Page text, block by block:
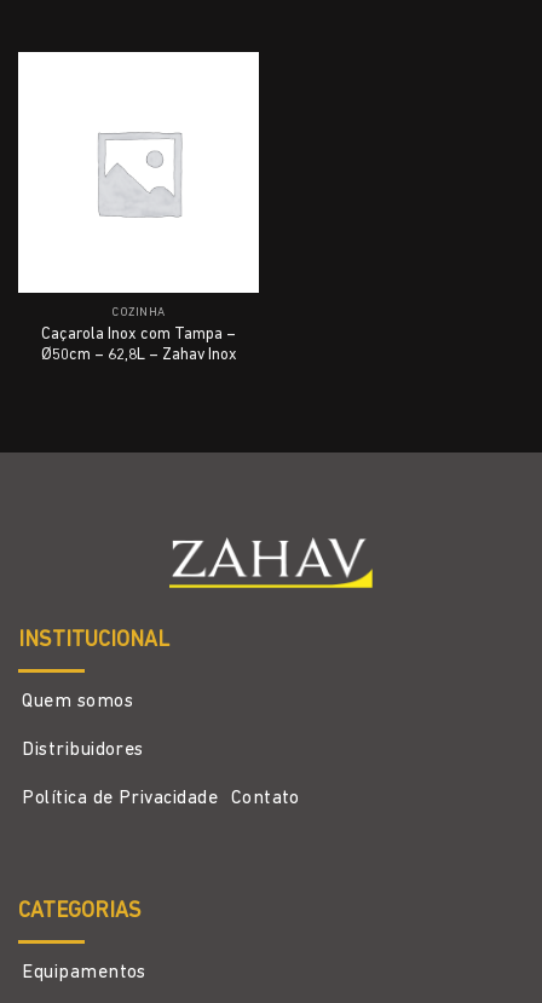
COZINHA
Caçarola Inox com Tampa –
Ø50cm – 62,8L – Zahav Inox
INSTITUCIONAL
Quem somos
Distribuidores
Política de Privacidade Contato
CATEGORIAS
Equipamentos